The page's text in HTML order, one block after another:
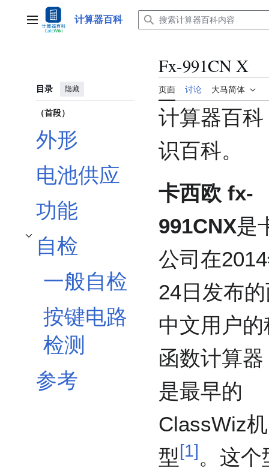
主菜单 计算器百科
目录 隐藏
（首段）
外形
电池供应
功能
自检
开关自检子章节
一般自检
按键电路
检测
参考
Fx-991CN X
页面 讨论 大马简体
计算器百
识百科。
卡西欧 fx-
991CNX是
公司在
24日发布
中文用户
函数计算
是最早的
ClassWiz机
型 [1] 。这个